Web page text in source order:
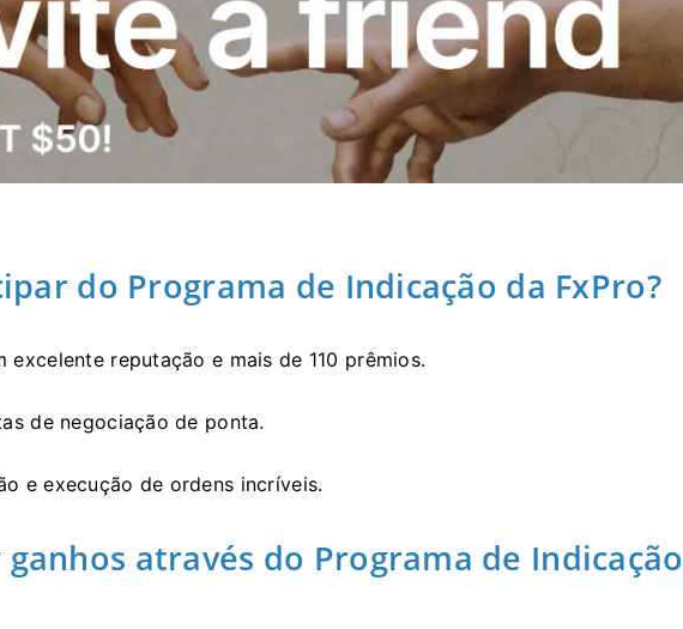
do Programa de Indicação da FxPro?
excelente reputação e mais de 110 prêmios.
de negociação de ponta.
e execução de ordens incríveis.
através do Programa de Indicação